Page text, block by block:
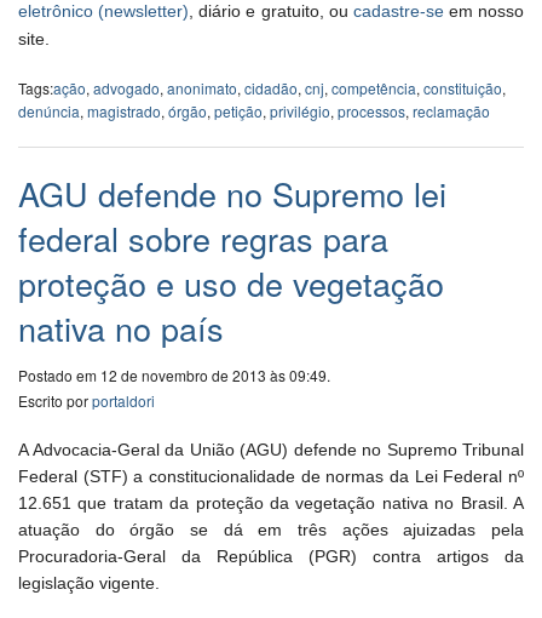
eletrônico (newsletter) , diário e gratuito, ou cadastre-seem nosso
site.
Tags:ação, advogado, anonimato, cidadão, cnj, competência, constituição,
denúncia, magistrado, órgão, petição, privilégio, processos, reclamação
AGU defende no Supremo lei
federal sobre regras para
proteção e uso de vegetação
nativa no país
Postado em 12 de novembro de 2013 às 09:49.
Escrito porportaldori
A Advocacia-Geral da União (AGU) defende no Supremo Tribunal
Federal (STF) a constitucionalidade de normas da Lei Federal nº
12.651 que tratam da proteção da vegetação nativa no Brasil. A
atuação do órgão se dá em três ações ajuizadas pela
Procuradoria-Geral da República (PGR) contra artigos da
legislação vigente.